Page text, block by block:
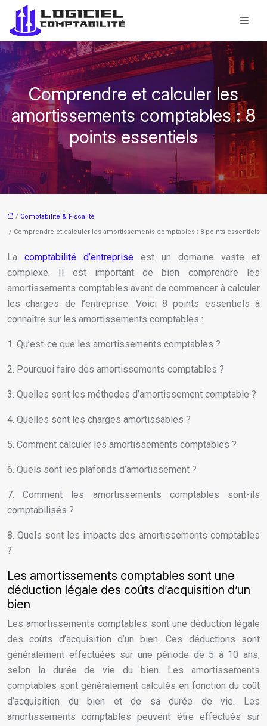
Comprendre et calculer les
amortissements comptables : 8
points essentiels
/ Comptabilité & Fiscalité
/ Comprendre et calculer les amortissements comptables : 8 points essentiels
La comptabilité d’entreprise est un domaine vaste et
complexe. Il est important de bien comprendre les
amortissements comptables avant de commencer à calculer
les charges de l’entreprise. Voici 8 points essentiels à
connaître sur les amortissements comptables :
1. Qu’est-ce que les amortissements comptables ?
2. Pourquoi faire des amortissements comptables ?
3. Quelles sont les méthodes d’amortissement comptable ?
4. Quelles sont les charges amortissables ?
5. Comment calculer les amortissements comptables ?
6. Quels sont les plafonds d’amortissement ?
7. Comment les amortissements comptables sont-ils
comptabilisés ?
8. Quels sont les impacts des amortissements comptables
?
Les amortissements comptables sont une
déduction légale des coûts d’acquisition d’un
bien
Les amortissements comptables sont une déduction légale
des coûts d’acquisition d’un bien. Ces déductions sont
généralement effectuées sur une période de 5 à 10 ans,
selon la durée de vie du bien. Les amortissements
comptables sont généralement calculés en fonction du coût
d’acquisition du bien et de sa durée de vie. Les
amortissements comptables peuvent être effectués sur